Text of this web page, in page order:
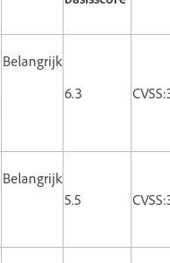
Belangrijk
6.3
Belangrijk
5.5